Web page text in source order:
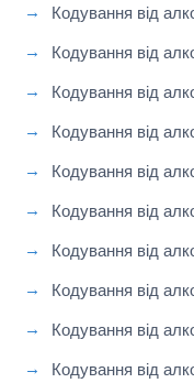
Кодування від
Кодування від
Кодування від
Кодування від
Кодування від
Кодування від
Кодування від
Кодування від
Кодування від
Кодування від